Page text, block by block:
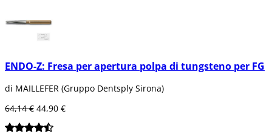
ENDO-Z: Fresa per apertura polpa di tungsteno per FG
di MAILLEFER (Gruppo Dentsply Sirona)
64,14 € 44,90 €